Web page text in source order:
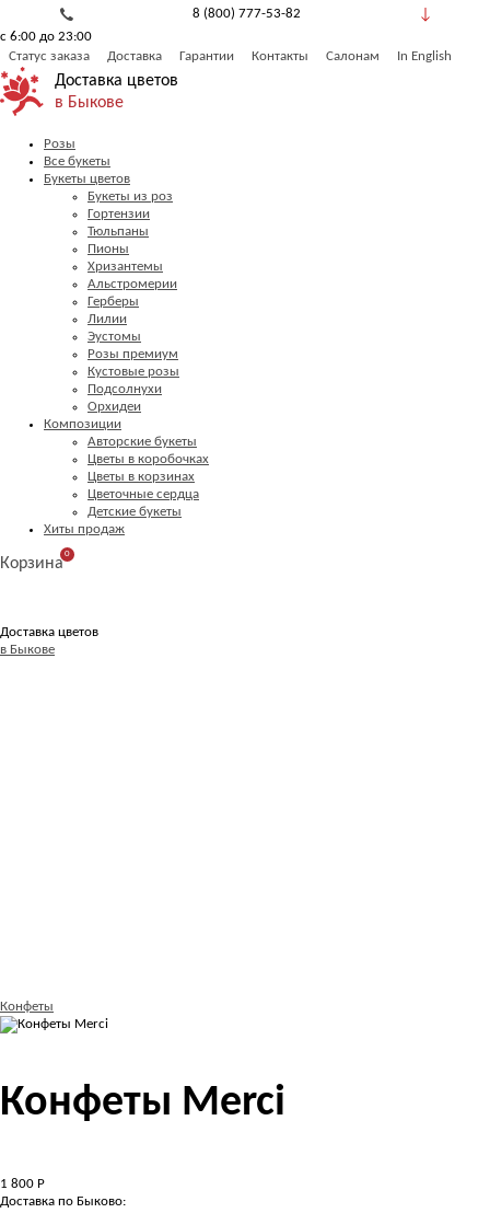
8 (800) 777-53-82
с 6:00 до 23:00
Статус заказа
Доставка Гарантии Контакты Салонам In English
Доставка цветов
в Быкове
Розы
Все букеты
Букеты цветов
Букеты из роз
Гортензии
Тюльпаны
Пионы
Хризантемы
Альстромерии
Герберы
Лилии
Эустомы
Розы премиум
Кустовые розы
Подсолнухи
Орхидеи
Композиции
Авторские букеты
Цветы в коробочках
Цветы в корзинах
Цветочные сердца
Детские букеты
Хиты продаж
Корзина
0
Доставка цветов
в Быкове
Конфеты
Конфеты Merci
1 800 Р
Доставка по Быково: